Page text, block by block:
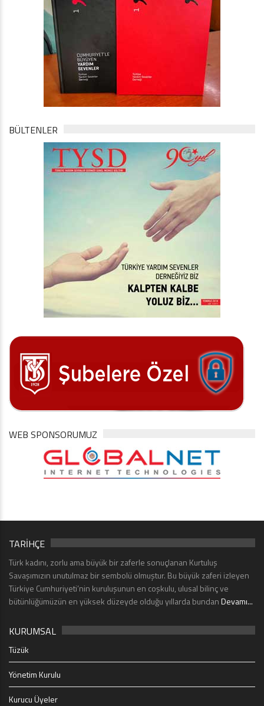
BÜLTENLER
WEB SPONSORUMUZ
TARİHÇE
Türk kadını, zorlu ama büyük bir zaferle sonuçlanan Kurtuluş
Savaşımızın unutulmaz bir sembolü olmuştur. Bu büyük zaferi izleyen
Türkiye Cumhuriyeti’nin kuruluşunun en coşkulu, ulusal bilinç ve
bütünlüğümüzün en yüksek düzeyde olduğu yıllarda bundanDevamı...
KURUMSAL
Tüzük
Yönetim Kurulu
Kurucu Üyeler